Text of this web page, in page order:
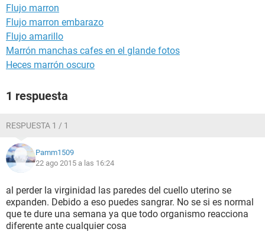
Flujo marron
Flujo marron embarazo
Flujo amarillo
Marrón manchas cafes en el glande fotos
Heces marrón oscuro
1 respuesta
RESPUESTA 1 / 1
Pamm1509
22 ago 2015 a las 16:24
al perder la virginidad las paredes del cuello uterino se
expanden. Debido a eso puedes sangrar. No se si es normal
que te dure una semana ya que todo organismo reacciona
diferente ante cualquier cosa